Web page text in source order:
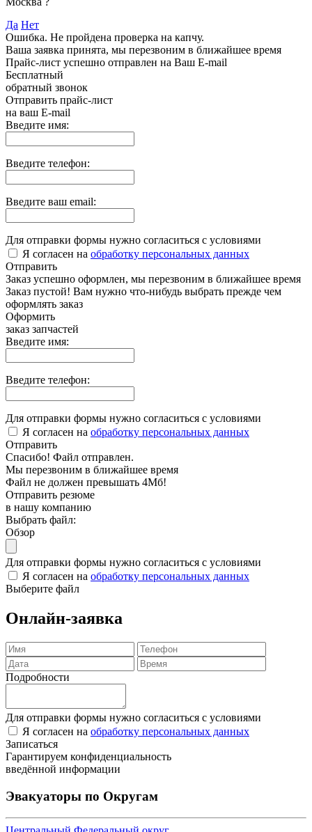
Да Нет
Ошибка. Не пройдена проверка на капчу.
Ваша заявка принята, мы перезвоним в ближайшее время
Прайс-лист успешно отправлен на Ваш E-mail
Бесплатный
обратный звонок
Отправить прайс-лист
на ваш E-mail
Введите имя:
Введите телефон:
Введите ваш email:
Для отправки формы нужно согласиться с условиями
Я согласен на обработку персональных данных
Отправить
Заказ успешно оформлен, мы перезвоним в ближайшее время
Заказ пустой! Вам нужно что-нибудь выбрать прежде чем
оформлять заказ
Оформить
заказ запчастей
Введите имя:
Введите телефон:
Для отправки формы нужно согласиться с условиями
Я согласен на обработку персональных данных
Отправить
Спасибо! Файл отправлен.
Мы перезвоним в ближайшее время
Файл не должен превышать 4Мб!
Отправить резюме
в нашу компанию
Выбрать файл:
Обзор
Для отправки формы нужно согласиться с условиями
Я согласен на обработку персональных данных
Выберите файл
Онлайн-заявка
Подробности
Для отправки формы нужно согласиться с условиями
Я согласен на обработку персональных данных
Записаться
Гарантируем конфиденциальность
введённой информации
Эвакуаторы по Округам